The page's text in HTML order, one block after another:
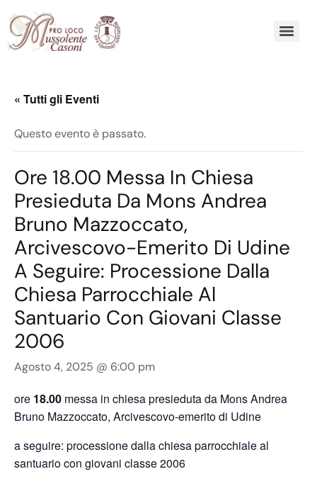
« Tutti gli Eventi
Questo evento è passato.
Ore 18.00 Messa In Chiesa
Presieduta Da Mons Andrea
Bruno Mazzoccato,
Arcivescovo-Emerito Di Udine
A Seguire: Processione Dalla
Chiesa Parrocchiale Al
Santuario Con Giovani Classe
2006
Agosto 4, 2025 @ 6:00 pm
ore 18.00 messa in chiesa presieduta da Mons Andrea
Bruno Mazzoccato, Arcivescovo-emerito di Udine
a seguire: processione dalla chiesa parrocchiale al
santuario con giovani classe 2006